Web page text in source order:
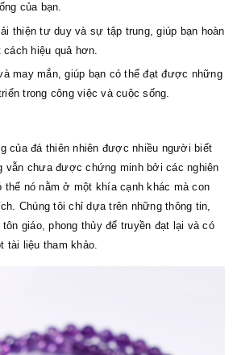
của bạn.
thiện tư duy và sự tập trung, giúp bạn hoàn
hiệu quả hơn.
may mắn, giúp bạn có thể đạt được những
trong công việc và cuộc sống.
của đá thiên nhiên được nhiều người biết
vẫn chưa được chứng minh bởi các nghiên
thể nó nằm ở một khía cạnh khác mà con
Chúng tôi chỉ dựa trên những thông tin,
giáo, phong thủy để truyền đạt lại và có
tài liệu tham khảo.